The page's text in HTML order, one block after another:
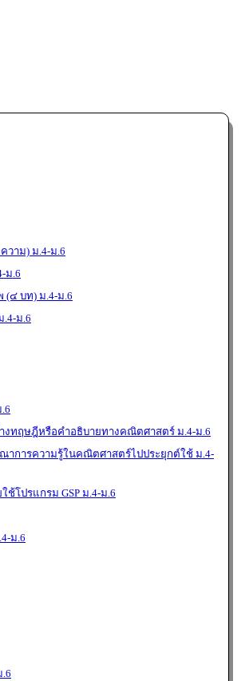
วาม) ม.4-ม.6
ม.6
(๔ บท) ม.4-ม.6
ม.6
งทฤษฎีหรือคำอธิบายทางคณิตศาสตร์ ม.4-ม.6
าการความรู้ในคณิตศาสตร์ไปประยุกต์ใช้ ม.4-
โปรแกรม GSP ม.4-ม.6
ม.6